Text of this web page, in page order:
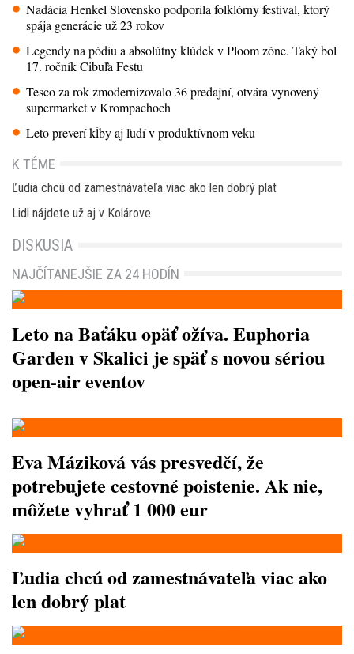
Nadácia Henkel Slovensko podporila folklórny festival, ktorý
spája generácie už 23 rokov
Legendy na pódiu a absolútny klúdek v Ploom zóne. Taký bol
17. ročník Cibuľa Festu
Tesco za rok zmodernizovalo 36 predajní, otvára vynovený
supermarket v Krompachoch
Leto preverí kĺby aj ľudí v produktívnom veku
K TÉME
Ľudia chcú od zamestnávateľa viac ako len dobrý plat
Lidl nájdete už aj v Kolárove
DISKUSIA
NAJČÍTANEJŠIE ZA 24 HODÍN
Leto na Baťáku opäť ožíva. Euphoria
Garden v Skalici je späť s novou sériou
open-air eventov
Eva Máziková vás presvedčí, že
potrebujete cestovné poistenie. Ak nie,
môžete vyhrať 1 000 eur
Ľudia chcú od zamestnávateľa viac ako
len dobrý plat